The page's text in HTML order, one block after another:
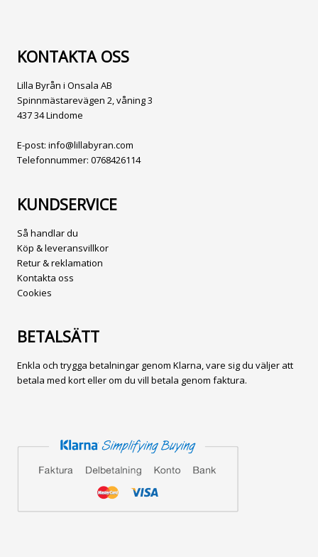
KONTAKTA OSS
Lilla Byrån i Onsala AB
Spinnmästarevägen 2, våning 3
437 34 Lindome
E-post: info@lillabyran.com
Telefonnummer: 0768426114
KUNDSERVICE
Så handlar du
Köp & leveransvillkor
Retur & reklamation
Kontakta oss
Cookies
BETALSÄTT
Enkla och trygga betalningar genom Klarna, vare sig du väljer att
betala med kort eller om du vill betala genom faktura.